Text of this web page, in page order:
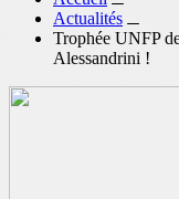
Actualités
Trophée UNFP
Alessandrini !